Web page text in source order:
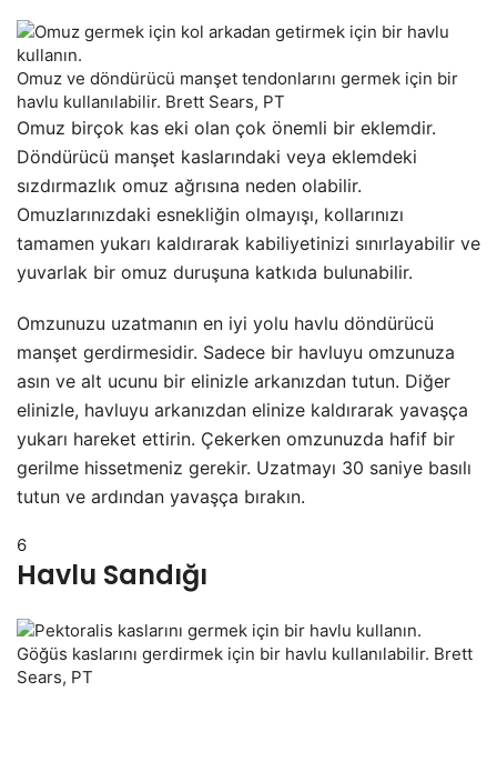
Omuz ve döndürücü manşet tendonlarını germek için bir
havlu kullanılabilir. Brett Sears, PT
Omuz birçok kas eki olan çok önemli bir eklemdir.
Döndürücü manşet kaslarındaki veya eklemdeki
sızdırmazlık omuz ağrısına neden olabilir.
Omuzlarınızdaki esnekliğin olmayışı, kollarınızı
tamamen yukarı kaldırarak kabiliyetinizi sınırlayabilir ve
yuvarlak bir omuz duruşuna katkıda bulunabilir.
Omzunuzu uzatmanın en iyi yolu havlu döndürücü
manşet gerdirmesidir. Sadece bir havluyu omzunuza
asın ve alt ucunu bir elinizle arkanızdan tutun. Diğer
elinizle, havluyu arkanızdan elinize kaldırarak yavaşça
yukarı hareket ettirin. Çekerken omzunuzda hafif bir
gerilme hissetmeniz gerekir. Uzatmayı 30 saniye basılı
tutun ve ardından yavaşça bırakın.
6
Havlu Sandığı
Göğüs kaslarını gerdirmek için bir havlu kullanılabilir. Brett
Sears, PT